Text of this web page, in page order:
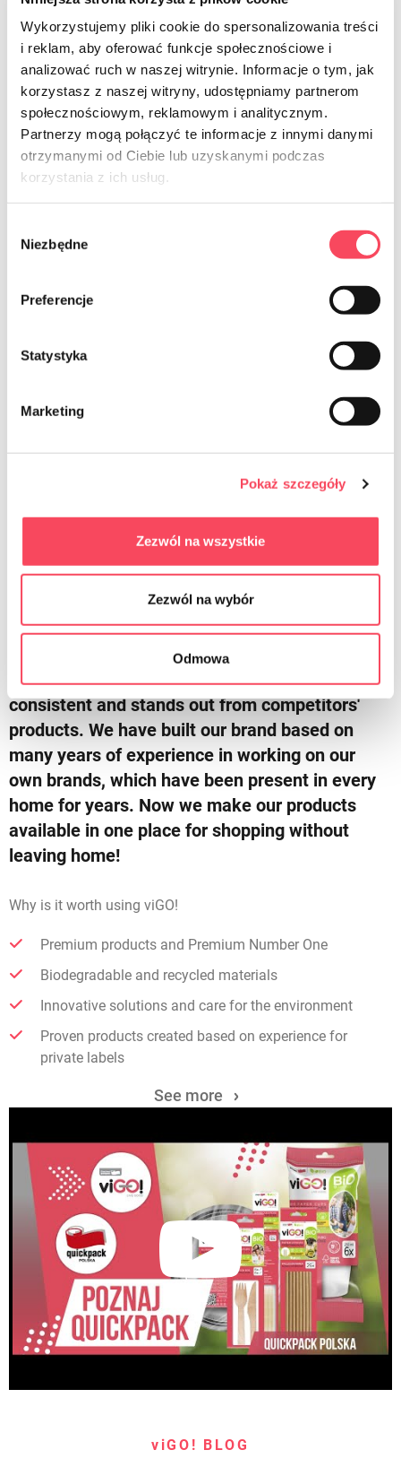
Wykorzystujemy pliki cookie do spersonalizowania treści
i reklam, aby oferować funkcje społecznościowe i
analizować ruch w naszej witrynie. Informacje o tym, jak
korzystasz z naszej witryny, udostępniamy partnerom
społecznościowym, reklamowym i analitycznym.
Partnerzy mogą połączyć te informacje z innymi danymi
otrzymanymi od Ciebie lub uzyskanymi podczas
korzystania z ich usług.
zgody
Niezbędne
Preferencje
Statystyka
Marketing
Pokaż szczegóły
Zezwól na wszystkie
Zezwól na wybór
Odmowa
Όλα τα νέα προϊόντα
Poznaj vIGO! piknik
ciesz się smakowitymi letnimi chwilami spędzonymi z
viGO
More about us
We try to meet your expectations
viGO! is a revolution on the home products
market. Innovative rebranding that is always
consistent and stands out from competitors'
products. We have built our brand based on
many years of experience in working on our
own brands, which have been present in every
home for years. Now we make our products
available in one place for shopping without
leaving home!
Why is it worth using viGO!
Premium products and Premium Number One
Biodegradable and recycled materials
Innovative solutions and care for the environment
Proven products created based on experience for
private labels
See more